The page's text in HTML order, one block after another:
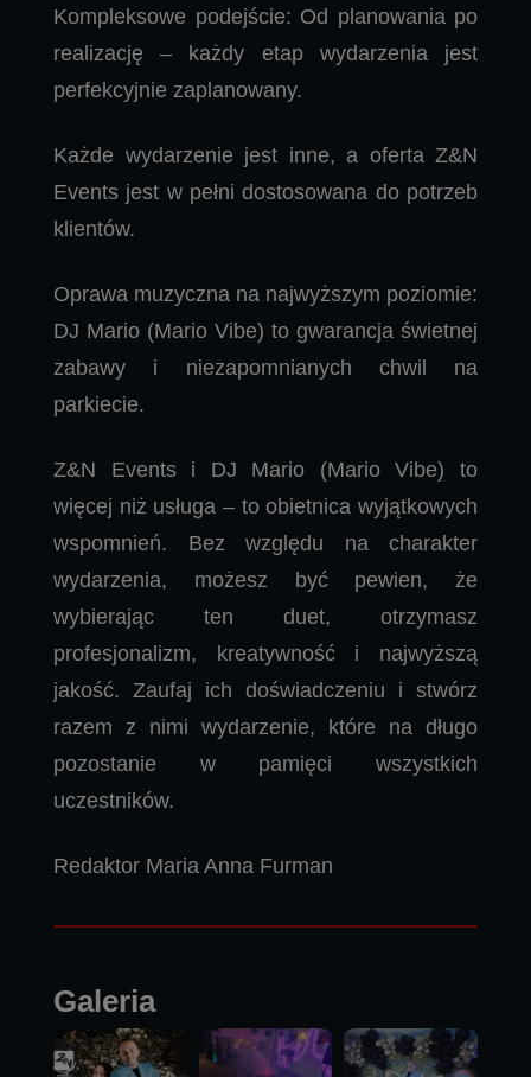
Kompleksowe podejście: Od planowania po
realizację – każdy etap wydarzenia jest
perfekcyjnie zaplanowany.
Każde wydarzenie jest inne, a oferta Z&N
Events jest w pełni dostosowana do potrzeb
klientów.
Oprawa muzyczna na najwyższym poziomie:
DJ Mario (Mario Vibe) to gwarancja świetnej
zabawy i niezapomnianych chwil na
parkiecie.
Z&N Events i DJ Mario (Mario Vibe) to
więcej niż usługa – to obietnica wyjątkowych
wspomnień. Bez względu na charakter
wydarzenia, możesz być pewien, że
wybierając ten duet, otrzymasz
profesjonalizm, kreatywność i najwyższą
jakość. Zaufaj ich doświadczeniu i stwórz
razem z nimi wydarzenie, które na długo
pozostanie w pamięci wszystkich
uczestników.
Redaktor Maria Anna Furman
Galeria